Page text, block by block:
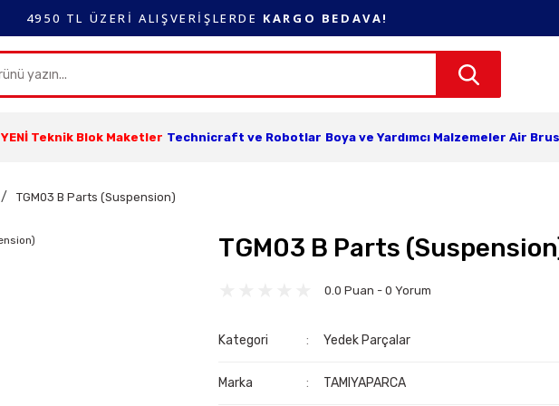
4950 TL ÜZERİ ALIŞVERİŞLERDE KARGO BEDAVA!
YENİ Teknik Blok Maketler Technicraft ve Robotlar Boya ve Yardımcı Malzemeler Air
TGM03 B Parts (Suspension)
TGM03 B Parts
0.0 Puan - 0 Yorum
Kategori Yedek Parçalar
Marka TAMIYAPARCA